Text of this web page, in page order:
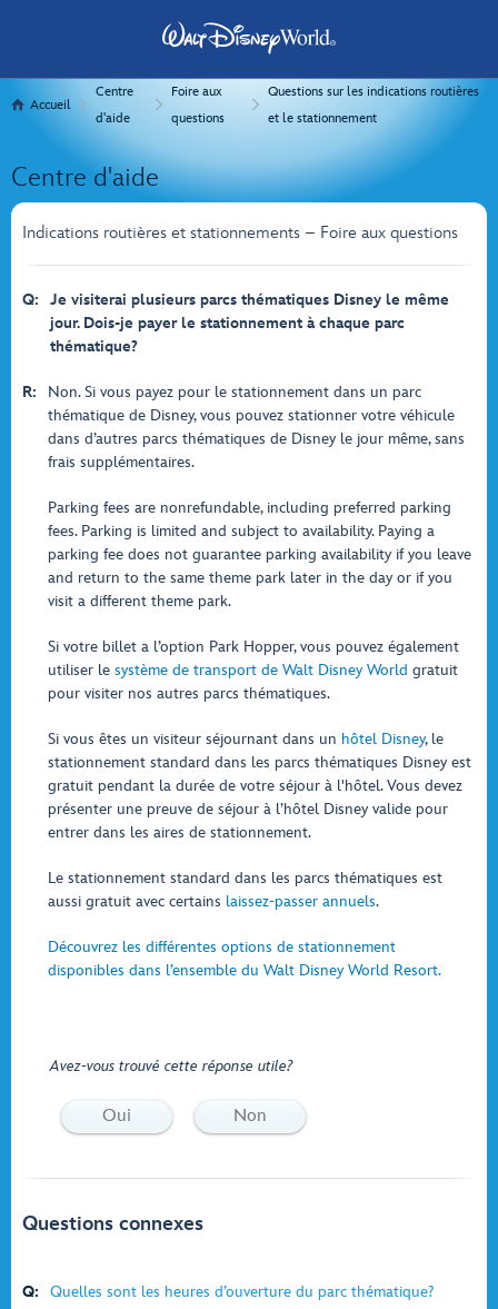
Accueil
Centre
d'aide
Foire aux
questions
Questions sur les indications routières
et le stationnement
Centre d'aide
Indications routières et stationnements – Foire aux questions
Q:
Je visiterai plusieurs parcs thématiques Disney le même
jour. Dois-je payer le stationnement à chaque parc
thématique?
R:
Non. Si vous payez pour le stationnement dans un parc
thématique de Disney, vous pouvez stationner votre véhicule
dans d’autres parcs thématiques de Disney le jour même, sans
frais supplémentaires.
Parking fees are nonrefundable, including preferred parking
fees. Parking is limited and subject to availability. Paying a
parking fee does not guarantee parking availability if you leave
and return to the same theme park later in the day or if you
visit a different theme park.
Si votre billet a l’option Park Hopper, vous pouvez également
utiliser le système de transport de Walt Disney World gratuit
pour visiter nos autres parcs thématiques.
Si vous êtes un visiteur séjournant dans un hôtel Disney, le
stationnement standard dans les parcs thématiques Disney est
gratuit pendant la durée de votre séjour à l'hôtel. Vous devez
présenter une preuve de séjour à l’hôtel Disney valide pour
entrer dans les aires de stationnement.
Le stationnement standard dans les parcs thématiques est
aussi gratuit avec certains laissez-passer annuels.
Découvrez les différentes options de stationnement
disponibles dans l’ensemble du Walt Disney World Resort.
Avez-vous trouvé cette réponse utile?
Oui Non
Questions connexes
Q: Quelles sont les heures d’ouverture du parc thématique?